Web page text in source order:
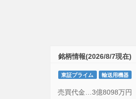
銘柄情報(2026/8/7現在)
東証プライム 輸送用機器
売買代金…3億8098万円